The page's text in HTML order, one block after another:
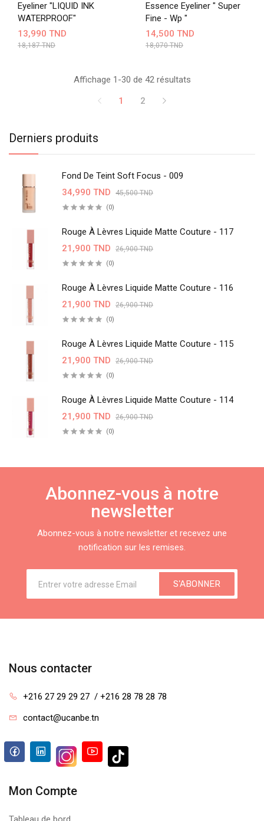
Derniers produits
Fond De Teint Soft Focus - 009
34,990 TND
45,500 TND
(0)
Rouge À Lèvres Liquide Matte Couture - 117
21,900 TND
26,900 TND
(0)
Rouge À Lèvres Liquide Matte Couture - 116
21,900 TND
26,900 TND
(0)
Rouge À Lèvres Liquide Matte Couture - 115
21,900 TND
26,900 TND
(0)
Rouge À Lèvres Liquide Matte Couture - 114
21,900 TND
26,900 TND
(0)
Eyeliner "LIQUID INK
WATERPROOF"
13,990 TND
18,187 TND
Essence Eyeliner " Super
Fine - Wp "
14,500 TND
18,070 TND
Affichage 1-30 de 42 résultats
1
2
Abonnez-vous à notre
newsletter
Abonnez-vous à notre newsletter et recevez une
notification sur les remises.
S'ABONNER
Nous contacter
+216 27 29 29 27  / +216 28 78 28 78
contact@ucanbe.tn
Mon Compte